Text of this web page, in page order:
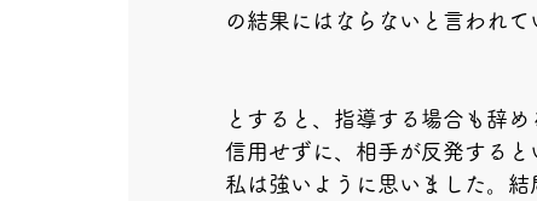
の結果にはならないと言われて
とすると、指導する場合も辞
信用せずに、相手が反発する
私は強いように思いました。